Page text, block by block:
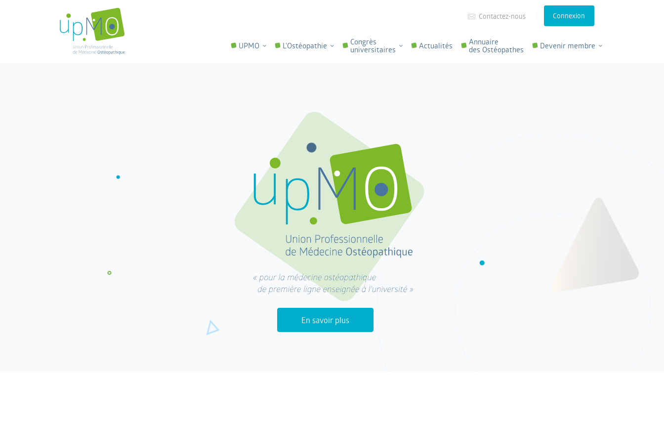
Contactez-nous Connexion
UPMO L'Ostéopathie
Congrès
universitaires
Actualités
Annuaire
des Ostéopathes
Devenir membre
En savoir plus